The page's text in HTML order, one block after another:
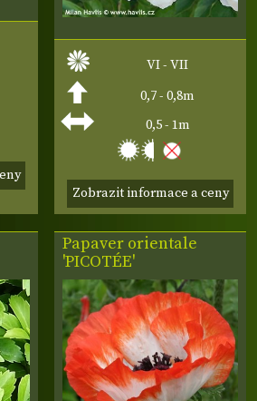
VI - VII
0,7 - 0,8m
0,5 - 1m
Zobrazit informace a ceny
Papaver orientale
'PICOTÉE'